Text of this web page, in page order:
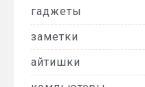
гаджеты
заметки
айтишки